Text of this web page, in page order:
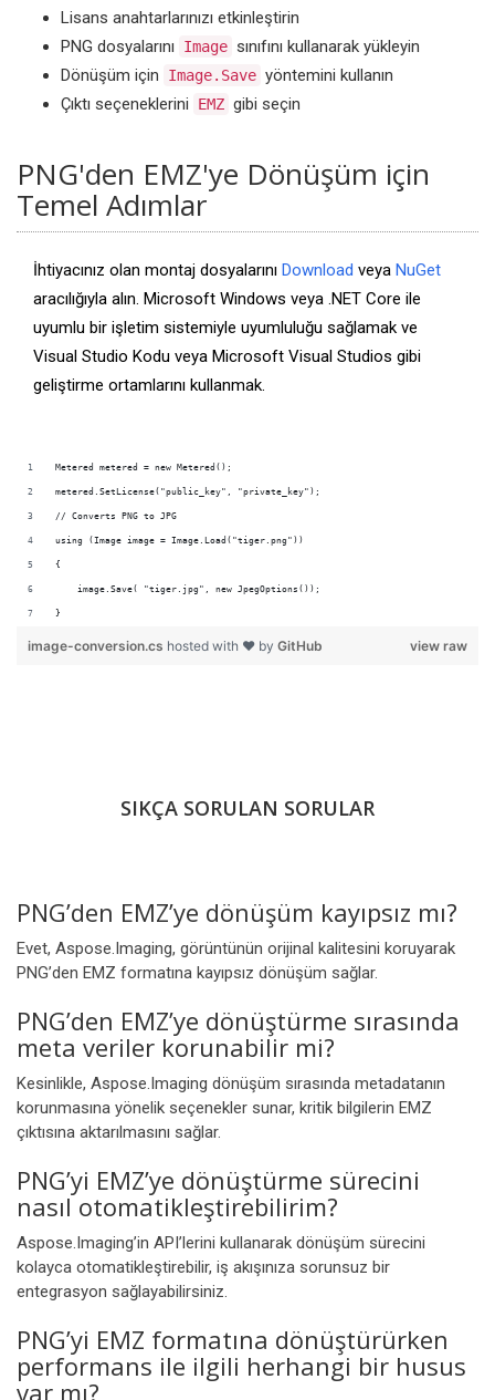
Lisans anahtarlarınızı etkinleştirin
PNG dosyalarını
Image sınıfını kullanarak yükleyin
Dönüşüm için
Image.Save yöntemini kullanın
Çıktı seçeneklerini
EMZ gibi seçin
PNG'den EMZ'ye Dönüşüm için
Temel Adımlar
İhtiyacınız olan montaj dosyalarını Download veya NuGet
aracılığıyla alın. Microsoft Windows veya .NET Core ile
uyumlu bir işletim sistemiyle uyumluluğu sağlamak ve
Visual Studio Kodu veya Microsoft Visual Studios gibi
geliştirme ortamlarını kullanmak.
Metered metered = new Metered();
metered.SetLicense("public_key", "private_key");
// Converts PNG to JPG
using (Image image = Image.Load("tiger.png"))
{
    image.Save( "tiger.jpg", new JpegOptions());
}
view raw
image-conversion.cs hosted with ❤ by GitHub
SIKÇA SORULAN SORULAR
PNG’den EMZ’ye dönüşüm kayıpsız mı?
Evet, Aspose.Imaging, görüntünün orijinal kalitesini koruyarak
PNG’den EMZ formatına kayıpsız dönüşüm sağlar.
PNG’den EMZ’ye dönüştürme sırasında
meta veriler korunabilir mi?
Kesinlikle, Aspose.Imaging dönüşüm sırasında metadatanın
korunmasına yönelik seçenekler sunar, kritik bilgilerin EMZ
çıktısına aktarılmasını sağlar.
PNG’yi EMZ’ye dönüştürme sürecini
nasıl otomatikleştirebilirim?
Aspose.Imaging’in API’lerini kullanarak dönüşüm sürecini
kolayca otomatikleştirebilir, iş akışınıza sorunsuz bir
entegrasyon sağlayabilirsiniz.
PNG’yi EMZ formatına dönüştürürken
performans ile ilgili herhangi bir husus
var mı?